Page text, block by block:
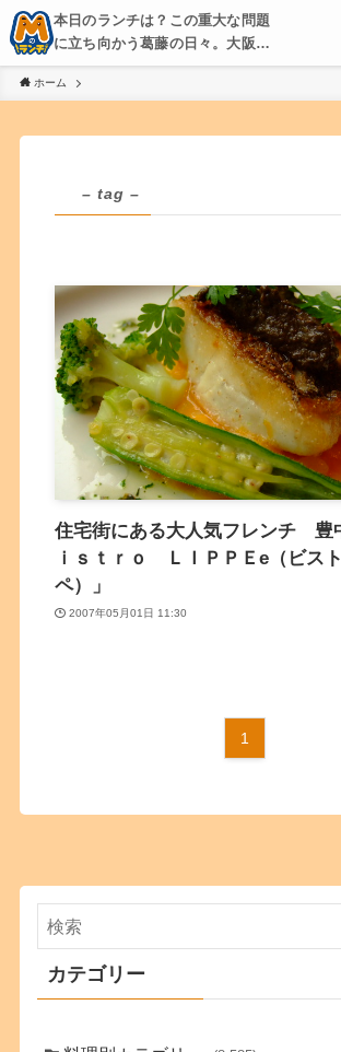
本日のランチは？この重大な問題
に立ち向かう葛藤の日々。大阪・
京都・神戸を中心とした食べ歩
き、飲み歩きを綴る。
ホーム
– tag –
住宅街にある大人気フレンチ
ｉｓｔｒｏ ＬＩＰＰＥe（ビス
ペ）」
2007年05月01日 11:30
1
カテゴリー